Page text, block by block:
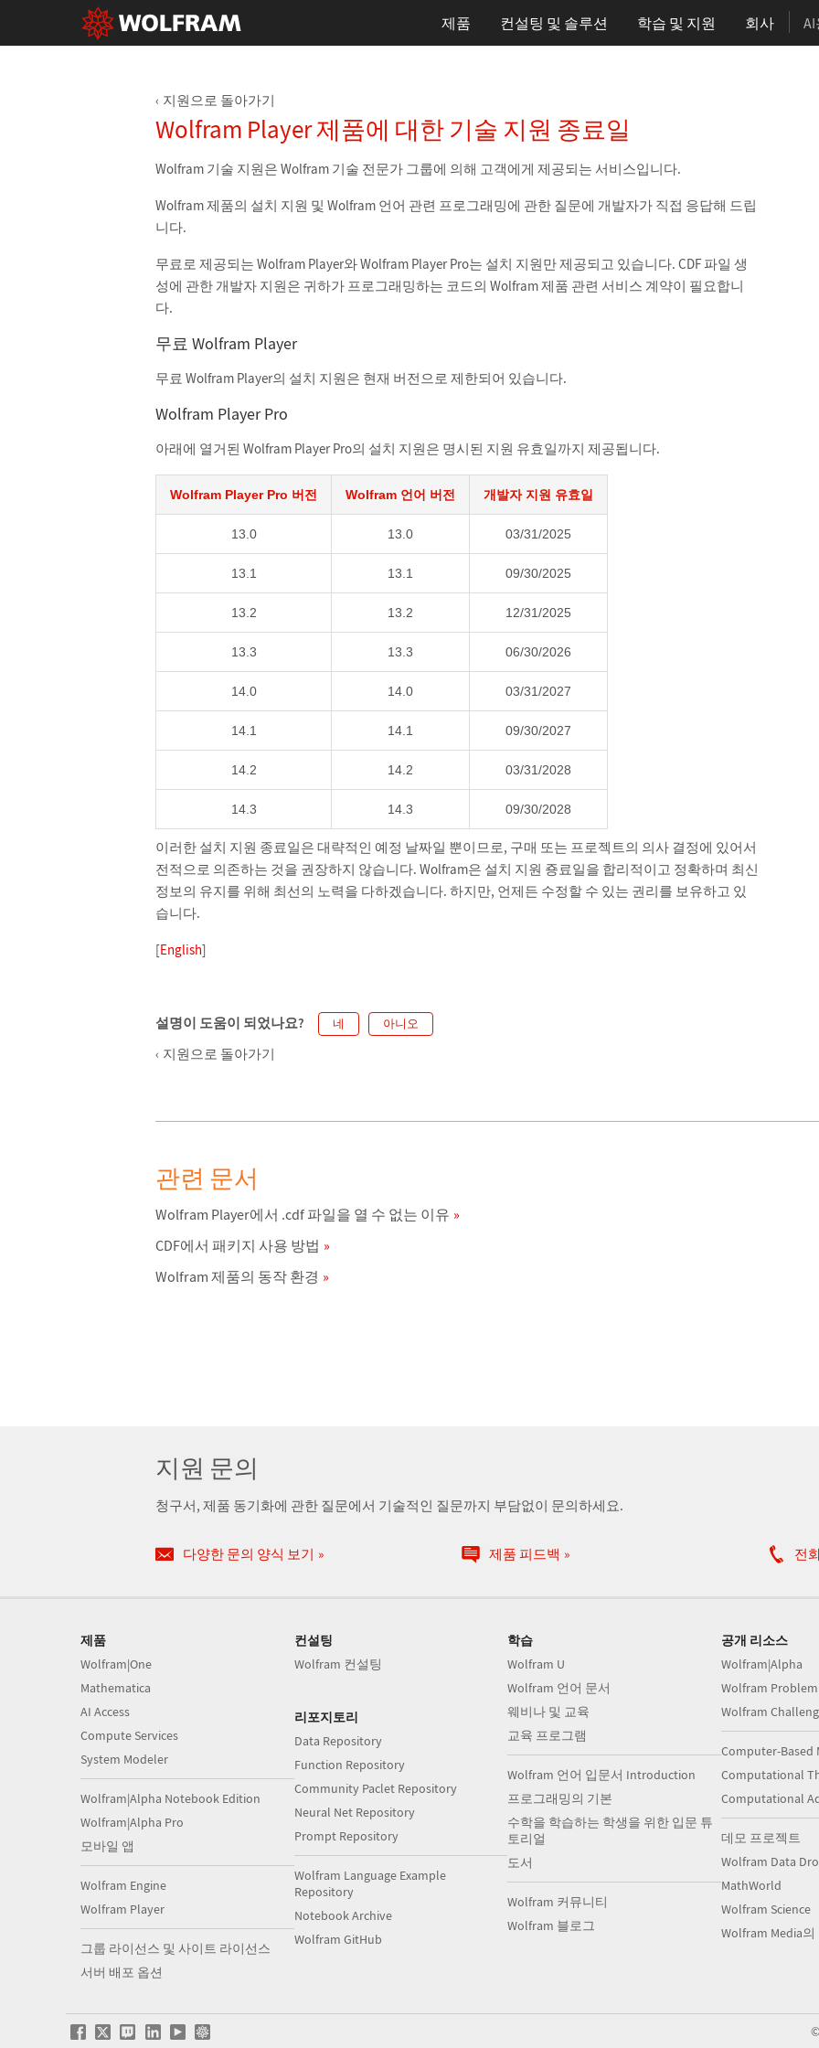
제품 컨설팅 및 솔루션 학습 및 지원 회사
지원으로 돌아가기
Wolfram Player 제품에 대한 기술 지원 종료일
Wolfram 기술 지원은 Wolfram 기술 전문가 그룹에 의해 고객에게 제공되는 서비스입니다.
Wolfram 제품의 설치 지원 및 Wolfram 언어 관련 프로그래밍에 관한 질문에 개발자가 직접 응답해 드립
니다.
무료로 제공되는 Wolfram Player와 Wolfram Player Pro는 설치 지원만 제공되고 있습니다. CDF 파일 생
성에 관한 개발자 지원은 귀하가 프로그래밍하는 코드의 Wolfram 제품 관련 서비스 계약이 필요합니
다.
무료 Wolfram Player
무료 Wolfram Player의 설치 지원은 현재 버전으로 제한되어 있습니다.
Wolfram Player Pro
아래에 열거된 Wolfram Player Pro의 설치 지원은 명시된 지원 유효일까지 제공됩니다.
Wolfram Player Pro 버전 Wolfram 언어 버전 개발자 지원 유효일
13.0 13.0 03/31/2025
13.1 13.1 09/30/2025
13.2 13.2 12/31/2025
13.3 13.3 06/30/2026
14.0 14.0 03/31/2027
14.1 14.1 09/30/2027
14.2 14.2 03/31/2028
14.3 14.3 09/30/2028
이러한 설치 지원 종료일은 대략적인 예정 날짜일 뿐이므로, 구매 또는 프로젝트의 의사 결정에 있어서
전적으로 의존하는 것을 권장하지 않습니다. Wolfram은 설치 지원 죵료일을 합리적이고 정확하며 최신
정보의 유지를 위해 최선의 노력을 다하겠습니다. 하지만, 언제든 수정할 수 있는 권리를 보유하고 있
습니다.
[English]
설명이 도움이 되었나요? 네 아니오
지원으로 돌아가기
관련 문서
Wolfram Player에서 .cdf 파일을 열 수 없는 이유
CDF에서 패키지 사용 방법
Wolfram 제품의 동작 환경
지원 문의
청구서, 제품 동기화에 관한 질문에서 기술적인 질문까지 부담없이 문의하세요.
다양한 문의 양식 보기 제품 피드백 전
제품
Wolfram|One
Mathematica
AI Access
Compute Services
System Modeler
Wolfram|Alpha Notebook Edition
Wolfram|Alpha Pro
모바일 앱
Wolfram Engine
Wolfram Player
그룹 라이선스 및 사이트 라이선스
서버 배포 옵션
컨설팅
Wolfram 컨설팅
리포지토리
Data Repository
Function Repository
Community Paclet Repository
Neural Net Repository
Prompt Repository
Wolfram Language Example
Repository
Notebook Archive
Wolfram GitHub
학습
Wolfram U
Wolfram 언어 문서
웨비나 및 교육
교육 프로그램
Wolfram 언어 입문서 Introduction
프로그래밍의 기본
수학을 학습하는 학생을 위한 입문 튜
토리얼
도서
Wolfram 커뮤니티
Wolfram 블로그
공개 리소스
Wolfram|Alpha
Wolfram
Wolfram
Computer-Based
Computational
Computational
데모 프로젝트
Wolfram Data
MathWorld
Wolfram Science
Wolfram Media